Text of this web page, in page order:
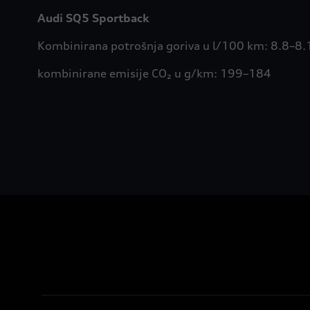
Audi SQ5 Sportback
Kombinirana potrošnja goriva u l/100 km:
kombinirane emisije CO₂ u g/km: 199–184